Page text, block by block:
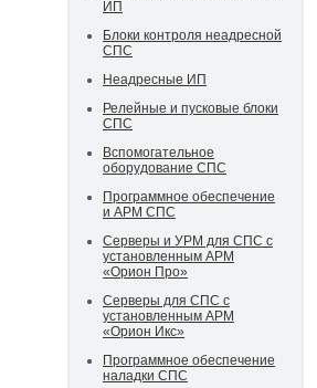
ИП
Блоки контроля неадресной
СПС
Неадресные ИП
Релейные и пусковые блоки
СПС
Вспомогательное
оборудование СПС
Программное обеспечение
и АРМ СПС
Серверы и УРМ для СПС с
установленным АРМ
«Орион Про»
Серверы для СПС с
установленным АРМ
«Орион Икс»
Программное обеспечение
наладки СПС